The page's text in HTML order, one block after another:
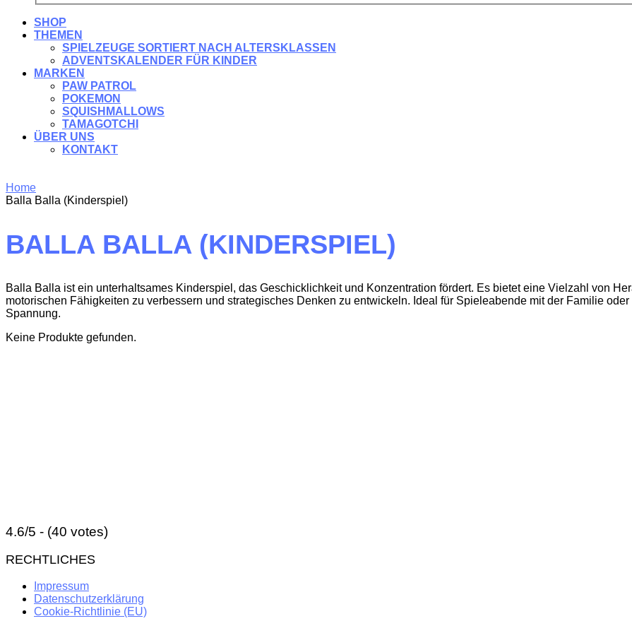
SHOP
THEMEN
SPIELZEUGE SORTIERT NACH ALTERSKLASSEN
ADVENTSKALENDER FÜR KINDER
MARKEN
PAW PATROL
POKEMON
SQUISHMALLOWS
TAMAGOTCHI
ÜBER UNS
KONTAKT
Home
Balla Balla (Kinderspiel)
BALLA BALLA (KINDERSPIEL)
Balla Balla ist ein unterhaltsames Kinderspiel, das Geschicklichkeit und Konzentration fördert. Es bietet eine Vielzahl von
motorischen Fähigkeiten zu verbessern und strategisches Denken zu entwickeln. Ideal für Spieleabende mit der Familie
Spannung.
Keine Produkte gefunden.
4.6/5 - (40 votes)
RECHTLICHES
Impressum
Datenschutzerklärung
Cookie-Richtlinie (EU)